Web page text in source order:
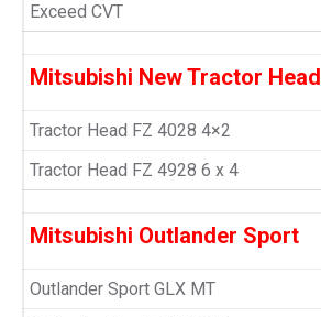
Exceed CVT
Mitsubishi New Tractor Head
Tractor Head FZ 4028 4×2
Tractor Head FZ 4928 6 x 4
Mitsubishi Outlander Sport
Outlander Sport GLX MT